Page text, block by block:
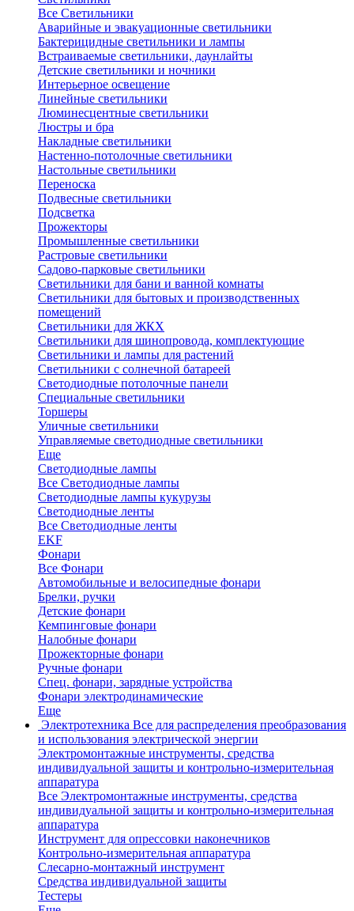
Все Светильники
Аварийные и эвакуационные светильники
Бактерицидные светильники и лампы
Встраиваемые светильники, даунлайты
Детские светильники и ночники
Интерьерное освещение
Линейные светильники
Люминесцентные светильники
Люстры и бра
Накладные светильники
Настенно-потолочные светильники
Настольные светильники
Переноска
Подвесные светильники
Подсветка
Прожекторы
Промышленные светильники
Растровые светильники
Садово-парковые светильники
Светильники для бани и ванной комнаты
Светильники для бытовых и производственных
помещений
Светильники для ЖКХ
Светильники для шинопровода, комплектующие
Светильники и лампы для растений
Светильники с солнечной батареей
Светодиодные потолочные панели
Специальные светильники
Торшеры
Уличные светильники
Управляемые светодиодные светильники
Еще
Светодиодные лампы
Все Светодиодные лампы
Светодиодные лампы кукурузы
Светодиодные ленты
Все Светодиодные ленты
EKF
Фонари
Все Фонари
Автомобильные и велосипедные фонари
Брелки, ручки
Детские фонари
Кемпинговые фонари
Налобные фонари
Прожекторные фонари
Ручные фонари
Спец. фонари, зарядные устройства
Фонари электродинамические
Еще
Электротехника Все для распределения преобразования
и использования электрической энергии
Электромонтажные инструменты, средства
индивидуальной защиты и контрольно-измерительная
аппаратура
Все Электромонтажные инструменты, средства
индивидуальной защиты и контрольно-измерительная
аппаратура
Инструмент для опрессовки наконечников
Контрольно-измерительная аппаратура
Слесарно-монтажный инструмент
Средства индивидуальной защиты
Тестеры